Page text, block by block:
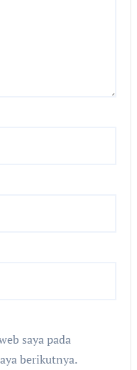
saya pada
berikutnya.